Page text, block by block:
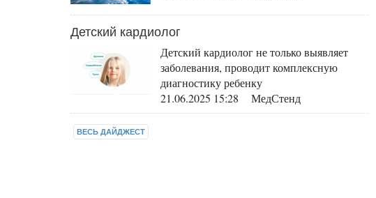
Детский кардиолог
Детский кардиолог не только выявляет
заболевания, проводит комплексную
диагностику ребенку
21.06.2025 15:28 МедСтенд
ВЕСЬ ДАЙДЖЕСТ